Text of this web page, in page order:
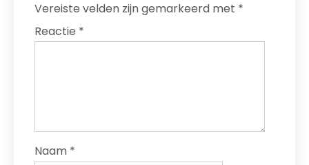
Vereiste velden zijn gemarkeerd met *
Reactie *
Naam *